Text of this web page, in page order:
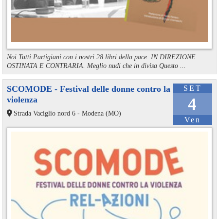
Noi Tutti Partigiani con i nostri 28 libri della pace. IN DIREZIONE
OSTINATA E CONTRARIA. Meglio nudi che in divisa Questo ...
SET
4
Ven
SCOMODE - Festival delle donne contro la
violenza
Strada Vaciglio nord 6 - Modena (MO)